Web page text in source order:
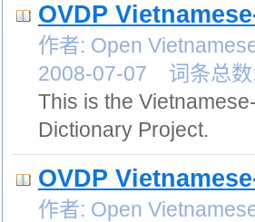
OVDP
作者: Open
2008-07-07 词条总
This is the
Dictionary Project.
OVDP
作者: Open